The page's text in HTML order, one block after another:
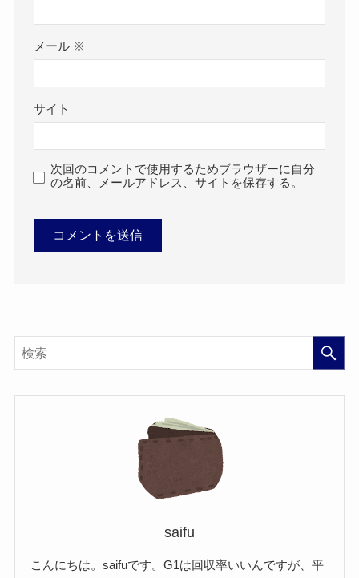
メール ※
サイト
次回のコメントで使用するためブラウザーに自分
の名前、メールアドレス、サイトを保存する。
saifu
こんにちは。saifuです。G1は回収率いいんですが、平